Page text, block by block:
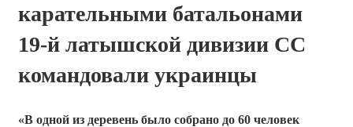
карательными батальонами
19-й латышской дивизии СС
командовали украинцы
«В одной из деревень было собрано до 60 человек